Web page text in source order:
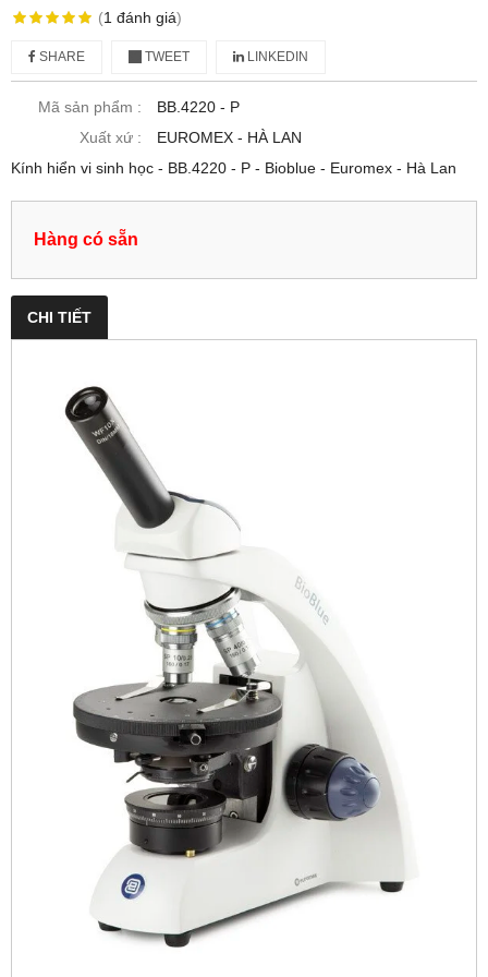
(1 đánh giá)
SHARE TWEET LINKEDIN
Mã sản phẩm :
BB.4220 ‑ P
Xuất xứ :
EUROMEX - HÀ LAN
Kính hiển vi sinh học - BB.4220 ‑ P - Bioblue - Euromex - Hà Lan
Hàng có sẵn
CHI TIẾT